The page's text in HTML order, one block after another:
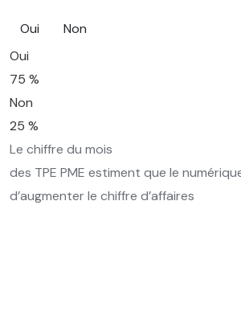
Oui
Non
Oui
75 %
Non
25 %
Le chiffre du mois
des TPE PME estiment que le
d’augmenter le chiffre d’affaires